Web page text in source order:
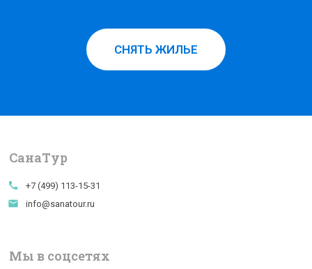
СНЯТЬ ЖИЛЬЕ
СанаTур
call +7 (499) 113-15-31
email info@sanatour.ru
Мы в соцсетях